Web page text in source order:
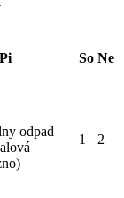
Pi So Ne
odpad
1 2